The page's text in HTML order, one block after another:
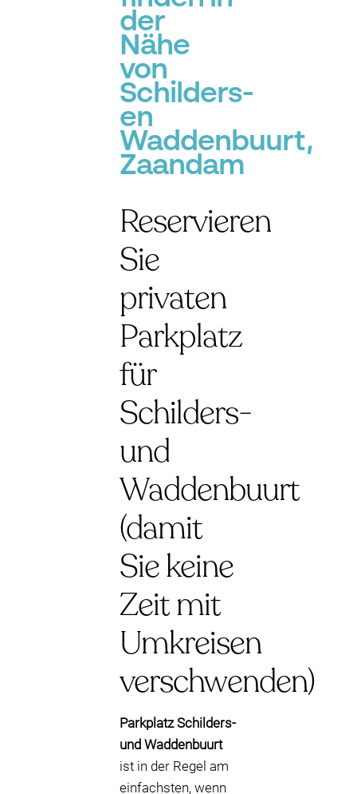
der
Nähe
von
Schilders-
en
Waddenbuurt,
Zaandam
Reservieren
Sie
privaten
Parkplatz
für
Schilders-
und
Waddenbuurt
(damit
Sie keine
Zeit mit
Umkreisen
verschwenden)
Parkplatz Schilders-
und Waddenbuurt
ist in der Regel am
einfachsten, wenn